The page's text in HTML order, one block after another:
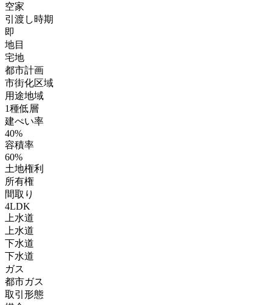
空家
引渡し時期
即
地目
宅地
都市計画
市街化区域
用途地域
1種低層
建ぺい率
40%
容積率
60%
土地権利
所有権
間取り
4LDK
上水道
上水道
下水道
下水道
ガス
都市ガス
取引形態